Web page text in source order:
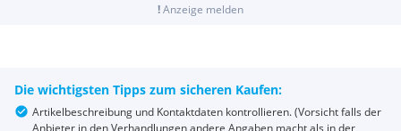
!Anzeige melden
Die wichtigsten Tipps zum sicheren Kaufen:
Artikelbeschreibung und Kontaktdaten kontrollieren. (Vorsicht falls der
Anbieter in den Verhandlungen andere Angaben macht als in der